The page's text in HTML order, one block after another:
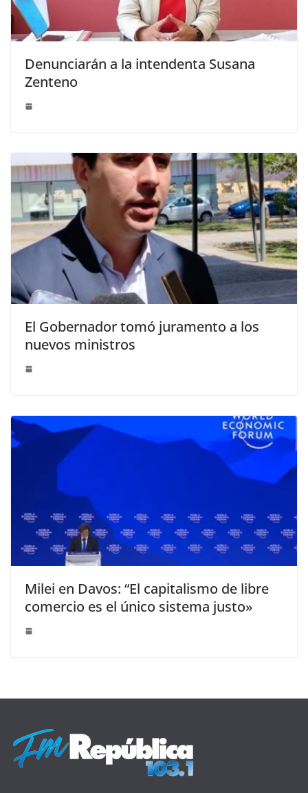
Denunciarán a la intendenta Susana
Zenteno
El Gobernador tomó juramento a los
nuevos ministros
Milei en Davos: “El capitalismo de libre
comercio es el único sistema justo»